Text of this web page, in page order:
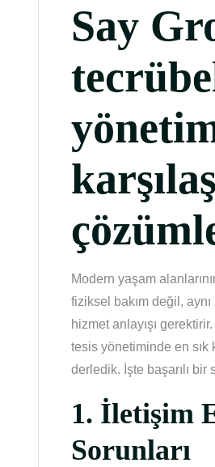
Say
Modern yaşam
fiziksel bakım değil,
hizmet anlayışı
tesis yönetiminde en sık
derledik. İşte başarılı bir
1. İletişim
Sorunları